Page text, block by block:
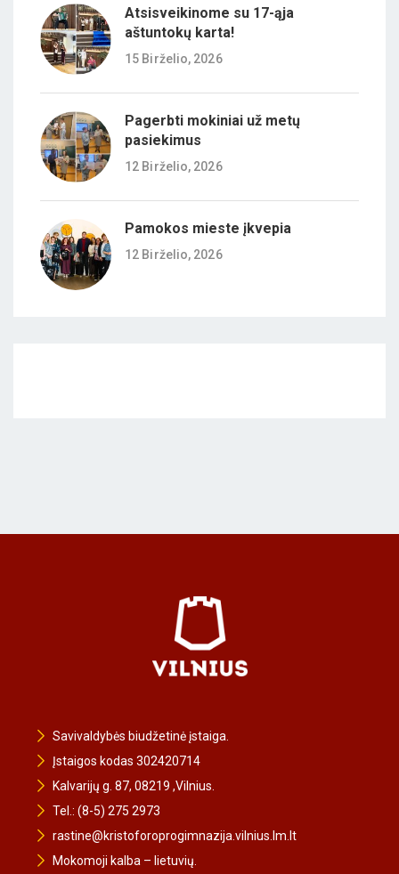
Atsisveikinome su 17-ąja
aštuntokų karta!
15 Birželio, 2026
Pagerbti mokiniai už metų
pasiekimus
12 Birželio, 2026
Pamokos mieste įkvepia
12 Birželio, 2026
Savivaldybės biudžetinė įstaiga.
Įstaigos kodas 302420714
Kalvarijų g. 87, 08219 ,Vilnius.
Tel.: (8-5) 275 2973
rastine@kristoforoprogimnazija.vilnius.lm.lt
Mokomoji kalba – lietuvių.